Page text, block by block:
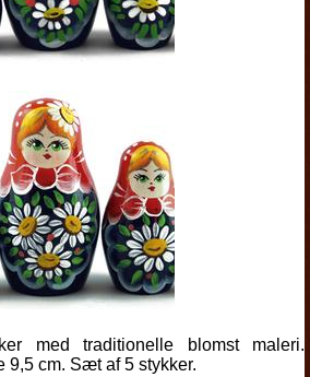
med traditionelle blomst maleri.
cm. Sæt af 5 stykker.